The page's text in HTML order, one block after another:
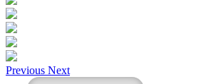
Previous Next